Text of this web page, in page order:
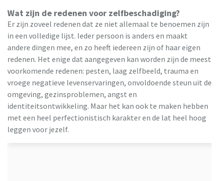
Wat zijn de redenen voor zelfbeschadiging?
Er zijn zoveel redenen dat ze niet allemaal te benoemen zijn
in een volledige lijst. Ieder persoon is anders en maakt
andere dingen mee, en zo heeft iedereen zijn of haar eigen
redenen. Het enige dat aangegeven kan worden zijn de meest
voorkomende redenen: pesten, laag zelfbeeld, trauma en
vroege negatieve levenservaringen, onvoldoende steun uit de
omgeving, gezinsproblemen, angst en
identiteitsontwikkeling. Maar het kan ook te maken hebben
met een heel perfectionistisch karakter en de lat heel hoog
leggen voor jezelf.